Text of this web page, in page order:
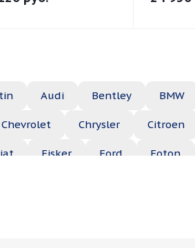
Audi Bentley BMW
Chevrolet Chrysler Citroen
Fisker Ford Foton